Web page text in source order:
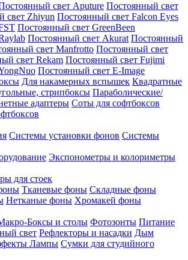
свет Aputure Постоянный свет
свет Zhiyun Постоянный свет Falcon Eyes
Постоянный свет GreenBeen
Постоянный свет Akurat Постоянный
свет Manfrotto Постоянный свет
свет Rekam Постоянный свет Fujimi
Постоянный свет E-Image
Для накамерных вспышек Квадратные
стрипбоксы Параболические/
адаптеры Соты для софтбоксов
Системы установки фонов Системы
Экспонометры и колориметры
для стоек
Тканевые фоны Складные фоны
Нетканые фоны Хромакей фоны
Боксы и столы Фотозонты Питание
свет Рефлекторы и насадки Дым
Лампы Сумки для студийного